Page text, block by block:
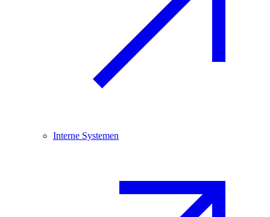
Interne Systemen